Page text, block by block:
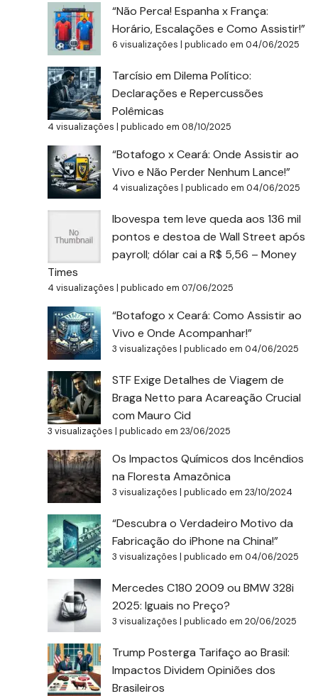
“Não Perca! Espanha x França:
Horário, Escalações e Como Assistir!”
6 visualizações |publicado em 04/06/2025
Tarcísio em Dilema Político:
Declarações e Repercussões
Polêmicas
4 visualizações |publicado em 08/10/2025
“Botafogo x Ceará: Onde Assistir ao
Vivo e Não Perder Nenhum Lance!”
4 visualizações |publicado em 04/06/2025
Ibovespa tem leve queda aos 136 mil
pontos e destoa de Wall Street após
payroll; dólar cai a R$ 5,56 – Money
Times
4 visualizações |publicado em 07/06/2025
“Botafogo x Ceará: Como Assistir ao
Vivo e Onde Acompanhar!”
3 visualizações |publicado em 04/06/2025
STF Exige Detalhes de Viagem de
Braga Netto para Acareação Crucial
com Mauro Cid
3 visualizações |publicado em 23/06/2025
Os Impactos Químicos dos Incêndios
na Floresta Amazônica
3 visualizações |publicado em 23/10/2024
“Descubra o Verdadeiro Motivo da
Fabricação do iPhone na China!”
3 visualizações |publicado em 04/06/2025
Mercedes C180 2009 ou BMW 328i
2025: Iguais no Preço?
3 visualizações |publicado em 20/06/2025
Trump Posterga Tarifaço ao Brasil:
Impactos Dividem Opiniões dos
Brasileiros